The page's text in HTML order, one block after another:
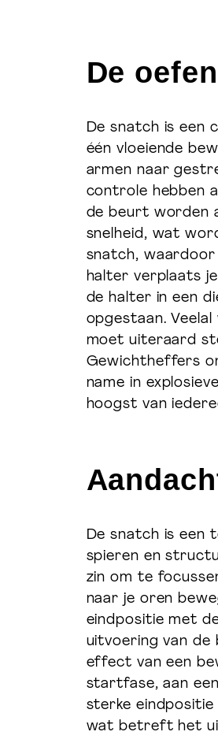
De
De snatch is een
één vloeiende
armen naar
controle hebben
de beurt worden
snelheid, wat
snatch, waardoor
halter verplaats
de halter in een
opgestaan.
moet uiteraard
Gewichtheffers
name in
hoogst van
De snatch is een
spieren en
zin om te
naar je oren
eindpositie met
uitvoering van
effect van een
startfase, aan
sterke
wat betreft het